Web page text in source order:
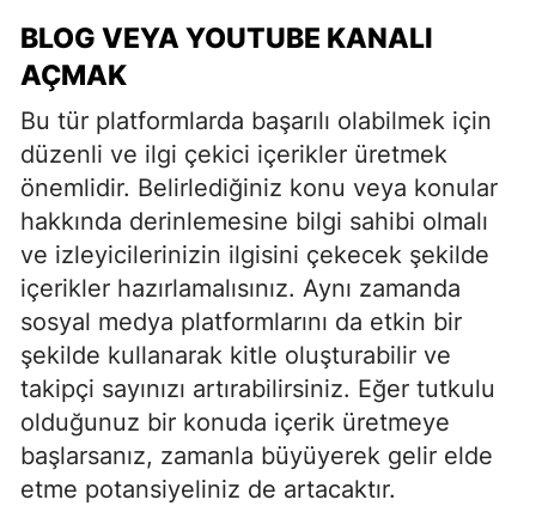
BLOG VEYA YOUTUBE KANALI
AÇMAK
Bu tür platformlarda başarılı olabilmek için
düzenli ve ilgi çekici içerikler üretmek
önemlidir. Belirlediğiniz konu veya konular
hakkında derinlemesine bilgi sahibi olmalı
ve izleyicilerinizin ilgisini çekecek şekilde
içerikler hazırlamalısınız. Aynı zamanda
sosyal medya platformlarını da etkin bir
şekilde kullanarak kitle oluşturabilir ve
takipçi sayınızı artırabilirsiniz. Eğer tutkulu
olduğunuz bir konuda içerik üretmeye
başlarsanız, zamanla büyüyerek gelir elde
etme potansiyeliniz de artacaktır.